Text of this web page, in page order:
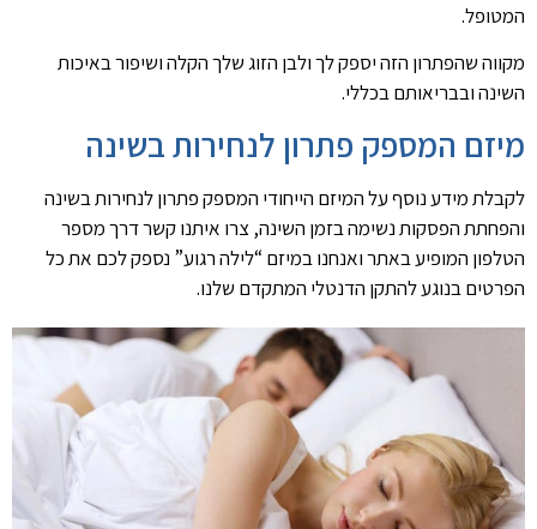
המטופל.
מקווה שהפתרון הזה יספק לך ולבן הזוג שלך הקלה ושיפור באיכות
השינה ובבריאותם בכללי.
מיזם המספק פתרון לנחירות בשינה
לקבלת מידע נוסף על המיזם הייחודי המספק פתרון לנחירות בשינה
והפחתת הפסקות נשימה בזמן השינה, צרו איתנו קשר דרך מספר
הטלפון המופיע באתר ואנחנו במיזם “לילה רגוע” נספק לכם את כל
הפרטים בנוגע להתקן הדנטלי המתקדם שלנו.